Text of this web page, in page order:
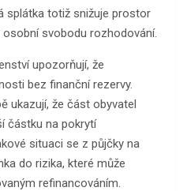
splátka totiž snižuje prostor
svobodu rozhodování.
upozorňují, že
bez finanční rezervy.
ukazují, že část obyvatel
částku na pokrytí
situaci se z půjčky na
do rizika, které může
refinancováním.